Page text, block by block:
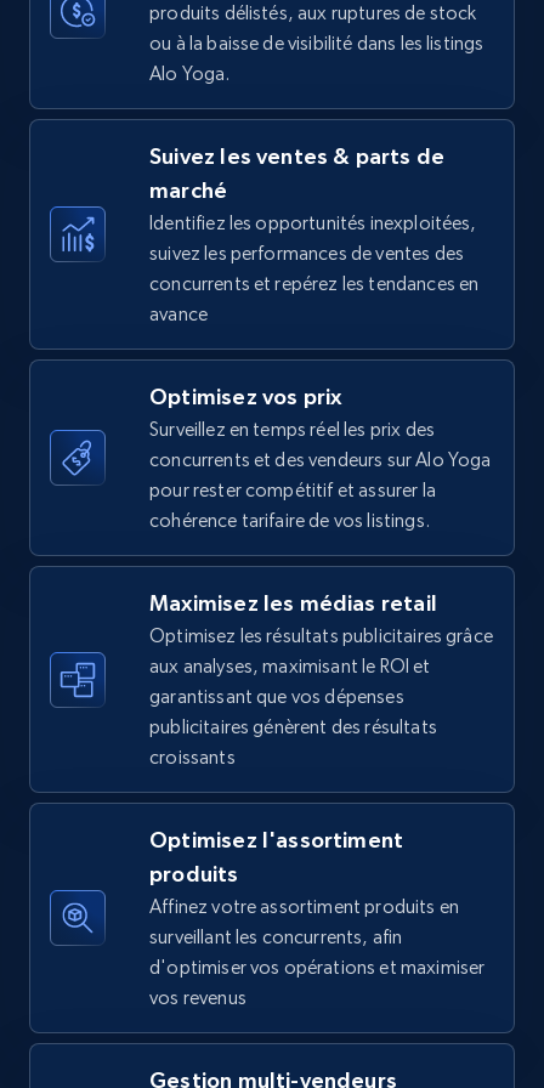
35.2K+ 5.7K+ Commencer
URL, Product name, Product rating, Product
rating object, Product rating max, Rating,
Author name, Asin, and more.
870+ Commencer
Walmart - products
URL, Final price, Sku, Currency, Gtin,
Specifications, Image urls, Top reviews, and
5.6K+ 874+ Commencer
Walmart - products - Find new products by
using specific category URL
URL, Final price, Sku, Currency, Gtin,
more.
874+
Specifications, Image urls, Top reviews, and
produits délistés, aux ruptures de stock
ou à la baisse de visibilité dans les listings
Alo Yoga.
Suivez les ventes & parts de
marché
Identifiez les opportunités inexploitées,
suivez les performances de ventes des
concurrents et repérez les tendances en
avance
Optimisez vos prix
Surveillez en temps réel les prix des
concurrents et des vendeurs sur Alo Yoga
pour rester compétitif et assurer la
cohérence tarifaire de vos listings.
Maximisez les médias retail
Optimisez les résultats publicitaires grâce
aux analyses, maximisant le ROI et
garantissant que vos dépenses
publicitaires génèrent des résultats
croissants
Optimisez l'assortiment
produits
Affinez votre assortiment produits en
surveillant les concurrents, afin
d'optimiser vos opérations et maximiser
vos revenus
Gestion multi-vendeurs